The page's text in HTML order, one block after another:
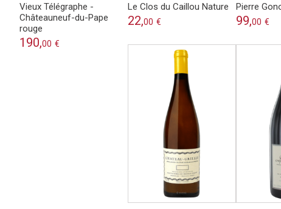
Vieux Télégraphe -
Châteauneuf-du-Pape
rouge
190,00 €
Le Clos du Caillou Nature
22,00 €
Pierre
99,00 €